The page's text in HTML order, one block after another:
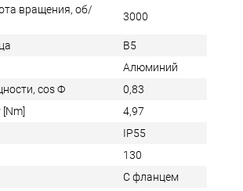
вращения, об/
3000
B5
Алюминий
cos Ф
0,83
4,97
IP55
130
С фланцем